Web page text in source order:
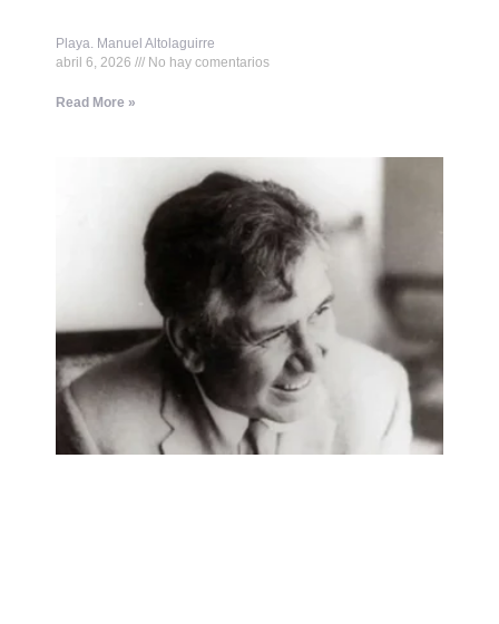
Playa. Manuel Altolaguirre
abril 6, 2026
No hay comentarios
Read More »